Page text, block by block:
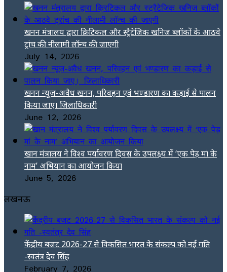
खनन मंत्रालय द्वारा क्रिटिकल और स्ट्रैटेजिक खनिज ब्लॉकों के आठवे
ट्रांच की नीलामी लॉन्च की जाएगी
July 14, 2026
खनन न्यूज-अवैध खनन, परिवहन एवं भण्डारण का कड़ाई से पालन
किया जाए। जिलाधिकारी
June 12, 2026
खान मंत्रालय ने विश्व पर्यावरण दिवस के उपलक्ष्य में ‘एक पेड़ मां के
नाम’ अभियान का आयोजन किया
June 5, 2026
लखनऊ
केंद्रीय बजट 2026-27 से विकसित भारत के संकल्प को नई गति
-स्वतंत्र देव सिंह
February 7, 2026